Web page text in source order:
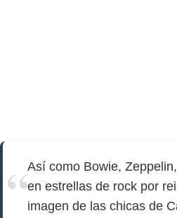
Así como Bowie,
en estrellas de rock por
imagen de las chicas de